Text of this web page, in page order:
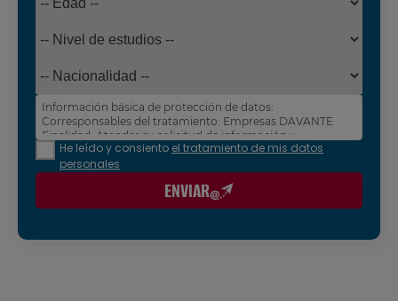
Información básica de protección de datos:
Corresponsables del tratamiento: Empresas DAVANTE
Finalidad: Atender su solicitud de información y
prospección comercial
Derechos: Puede acceder, rectificar y suprimir sus
política de privacidad.
He leído y consiento el tratamiento de mis datos
personales
ENVIAR